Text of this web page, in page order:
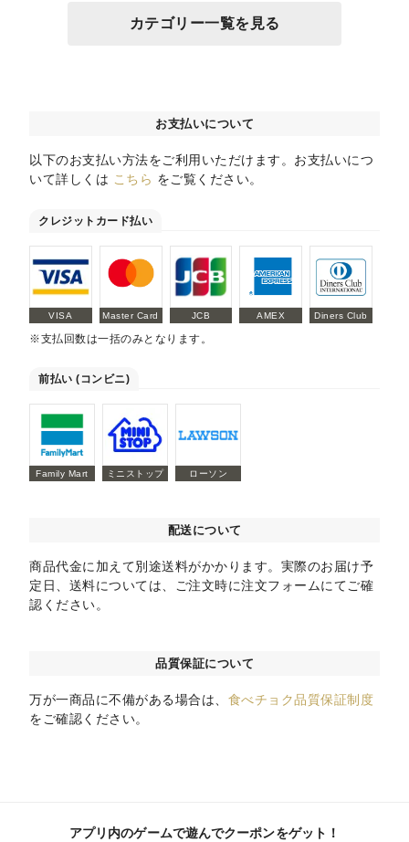
カテゴリー一覧を見る
お支払いについて
以下のお支払い方法をご利用いただけます。お支払いにつ
いて詳しくは こちら をご覧ください。
クレジットカード払い
VISA Master Card JCB AMEX Diners Club
※支払回数は一括のみとなります。
前払い (コンビニ)
Family Mart ミニストップ ローソン
配送について
商品代金に加えて別途送料がかかります。実際のお届け予
定日、送料については、ご注文時に注文フォームにてご確
認ください。
品質保証について
万が一商品に不備がある場合は、 食べチョク品質保証制度
をご確認ください。
アプリ内のゲームで遊んでクーポンをゲット！